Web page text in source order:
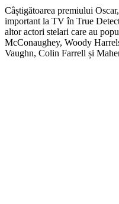
Câștigătoarea premiului
important la TV în True
altor actori stelari care au
McConaughey, Woody
Vaughn, Colin Farrell și